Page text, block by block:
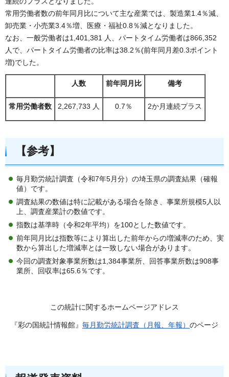
常用労働者数の前年同月比について主な産業では、製造業1.4％減、
卸売業・小売業3.4％増、医療・福祉0.8％減となりました。
なお、一般労働者は1,401,381 人、パートタイム労働者は866,352
人で、パートタイム労働者の比率は38.2％(前年同月差0.3ポイント
増)でした。
人数 前年同月比 備考
常用労働者数 2,267,733 人 0.7％ 2か月連続プラス
【参考】
毎月勤労統計調査（令和7年5月分）の埼玉県の調査結果（確報
値）です。
調査結果の数値は特に記載がある場合を除き、事業所規模5人以
上、調査産業計の数値です。
指数は基準時（令和2年平均）を100とした数値です。
前年同月比は指数等により算出した前年からの増減率のため、実
数から算出した増減率とは一致しない場合があります。
今回の調査対象事業所数は1,384事業所、回答事業所数は908事
業所、回収率は65.6％です。
この統計に関するホームページアドレス
『彩の国統計情報館』 毎月勤労統計調査（月報、年報） のページ